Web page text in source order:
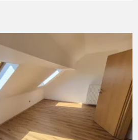
Grünfläche, aber Terrasse). […]